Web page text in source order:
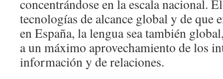
concentrándose en la escala nacional.
tecnologías de alcance global y de que
en España, la lengua sea también
a un máximo aprovechamiento de los
información y de relaciones.